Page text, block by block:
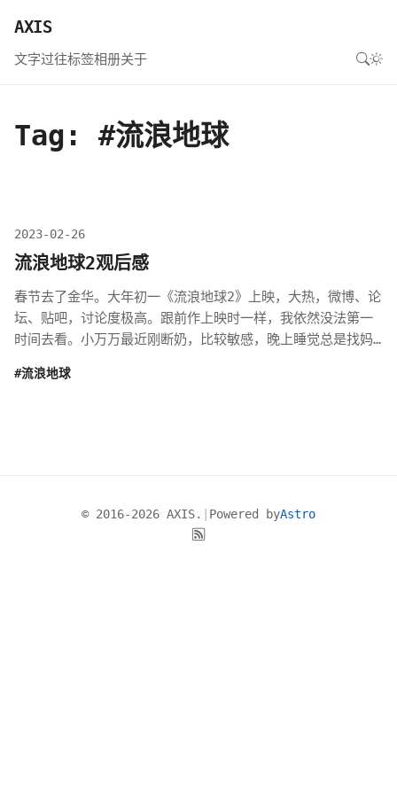
AXIS
文字过往标签相册关于
Tag: #流浪地球
2023-02-26
流浪地球2观后感
春节去了金华。大年初一《流浪地球2》上映，大热，微博、论
坛、贴吧，讨论度极高。跟前作上映时一样，我依然没法第一
时间去看。小万万最近刚断奶，比较敏感，晚上睡觉总是找妈
#流浪地球
© 2016-2026 AXIS. Powered byAstro